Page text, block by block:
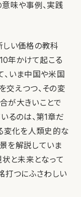
味や事例、実践
しい価格の教科
年かけて起こる
、いま中国や米国
交えつつ、その変
が大きいことで
るのは、第1章だ
変化を人類史的な
を解説していま
状と未来となって
打つにふさわしい